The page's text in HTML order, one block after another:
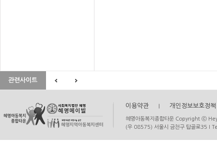
관련사이트
이용약관 I 개인정보보호정책
혜명아동복지종합타운 Copyright ⓒ
(우 08575) 서울시 금천구 탑골로35